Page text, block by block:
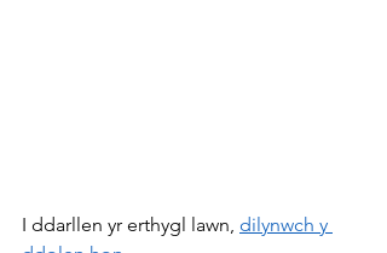
I ddarllen yr erthygl lawn, dilynwch y